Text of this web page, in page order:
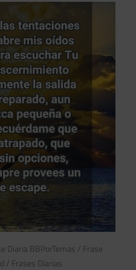
Diaria BBPorTemas / Frase
/ Frases Diarias